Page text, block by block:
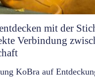
mit der
Verbindung
KoBra auf